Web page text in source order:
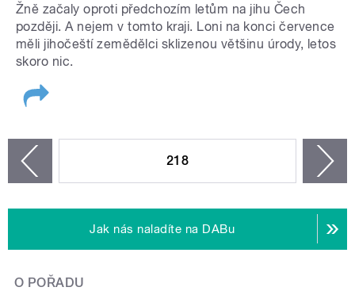
Žně začaly oproti předchozím letům na jihu Čech
později. A nejem v tomto kraji. Loni na konci července
měli jihočeští zemědělci sklizenou většinu úrody, letos
skoro nic.
218
Jak nás naladíte na DABu
O POŘADU